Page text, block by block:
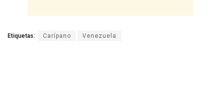
Etiquetas: Carípano Venezuela